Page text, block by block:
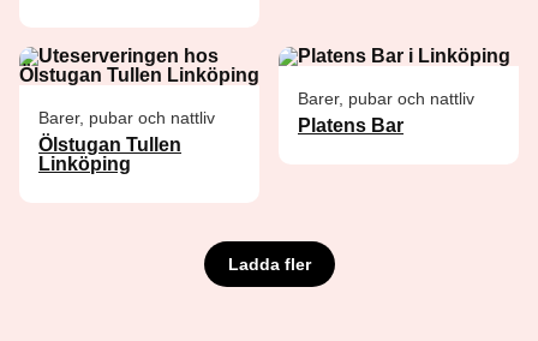
Barer, pubar och nattliv
Ölstugan Tullen
Linköping
Barer, pubar och nattliv
Platens Bar
Ladda fler